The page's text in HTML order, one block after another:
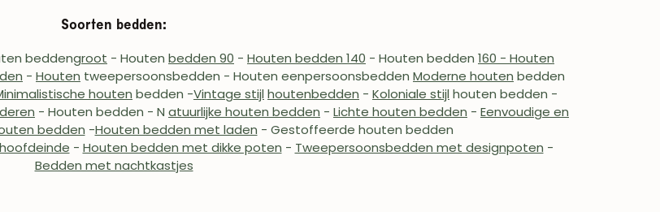
Soorten bedden:
beddengroot - Houten bedden 90 - Houten bedden 140 - Houten bedden 160 - Houten
- Houten tweepersoonsbedden - Houten eenpersoonsbedden Moderne houten bedden
houten bedden -Vintage stijl houtenbedden - Koloniale stijl houten bedden -
- Houten bedden - N atuurlijke houten bedden - Lichte houten bedden - Eenvoudige en
bedden -Houten bedden met laden - Gestoffeerde houten bedden
- Houten bedden met dikke poten - Tweepersoonsbedden met designpoten -
Bedden met nachtkastjes